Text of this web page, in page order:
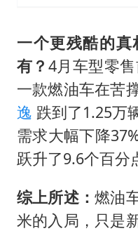
一个更残酷的
有？ 4月车型零
一款燃油车在苦
逸 跌到了1.25万
需求大幅下降
跃升了9.6个百分
综上所述：燃油
米的入局，只是